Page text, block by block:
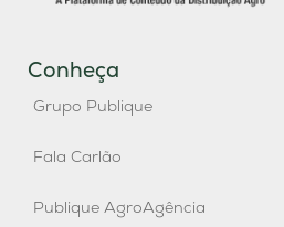
Conheça
Grupo Publique
Fala Carlão
Publique AgroAgência